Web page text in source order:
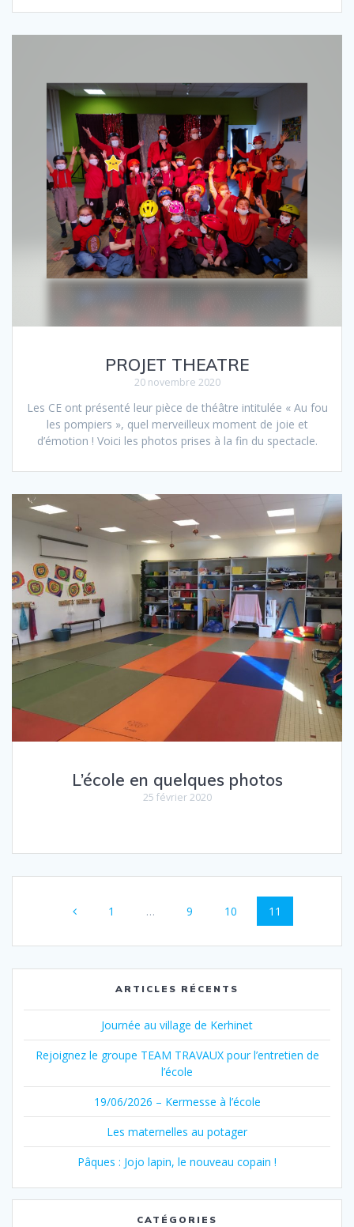
PROJET THEATRE
20 novembre 2020
Les CE ont présenté leur pièce de théâtre intitulée « Au fou
les pompiers », quel merveilleux moment de joie et
d’émotion ! Voici les photos prises à la fin du spectacle.
L’école en quelques photos
25 février 2020
sein
articles
Page
1 … Page
9 Page
10 Page
11
ARTICLES RÉCENTS
Journée au village de Kerhinet
Rejoignez le groupe TEAM TRAVAUX pour l’entretien de
l’école
19/06/2026 – Kermesse à l’école
Les maternelles au potager
Pâques : Jojo lapin, le nouveau copain !
CATÉGORIES